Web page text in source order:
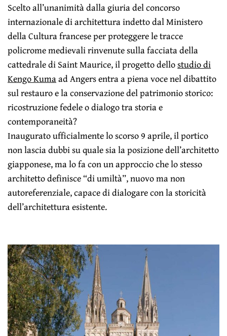
Scelto all’unanimità dalla giuria del concorso
internazionale di architettura indetto dal Ministero
della Cultura francese per proteggere le tracce
policrome medievali rinvenute sulla facciata della
cattedrale di Saint Maurice, il progetto dellostudio di
Kengo Kumaad Angers entra a piena voce nel dibattito
sul restauro e la conservazione del patrimonio storico:
ricostruzione fedele o dialogo tra storia e
contemporaneità?
Inaugurato ufficialmente lo scorso 9 aprile, il portico
non lascia dubbi su quale sia la posizione dell’architetto
giapponese, ma lo fa con un approccio che lo stesso
architetto definisce “di umiltà”, nuovo ma non
autoreferenziale, capace di dialogare con la storicità
dell’architettura esistente.